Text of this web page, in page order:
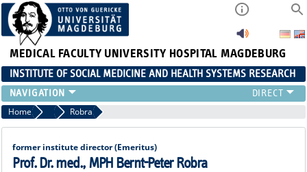
MEDICAL FACULTY UNIVERSITY HOSPITAL MAGDEBURG
INSTITUTE OF SOCIAL MEDICINE AND HEALTH SYSTEMS RESEARCH
TEACHING
INSTITUTE
TEAM
RESEARCH
Home Team Robra
former institute director (Emeritus)
Prof. Dr. med., MPH Bernt-Peter Robra